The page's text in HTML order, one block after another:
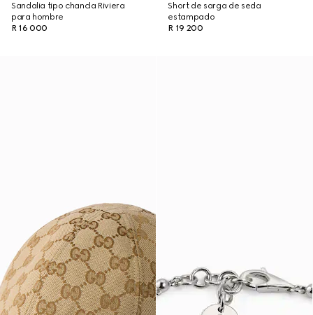
Sandalia tipo chancla Riviera
para hombre
R 16 000
Short de sarga de seda
estampado
R 19 200